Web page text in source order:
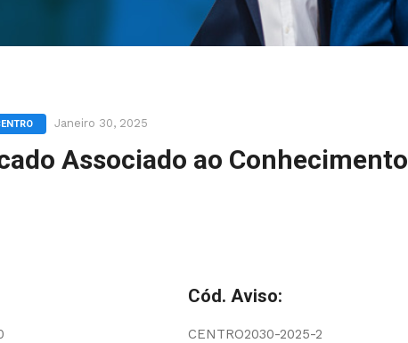
Janeiro 30, 2025
Associado ao Conhecimento
Cód. Aviso:
CENTRO2030-2025-2